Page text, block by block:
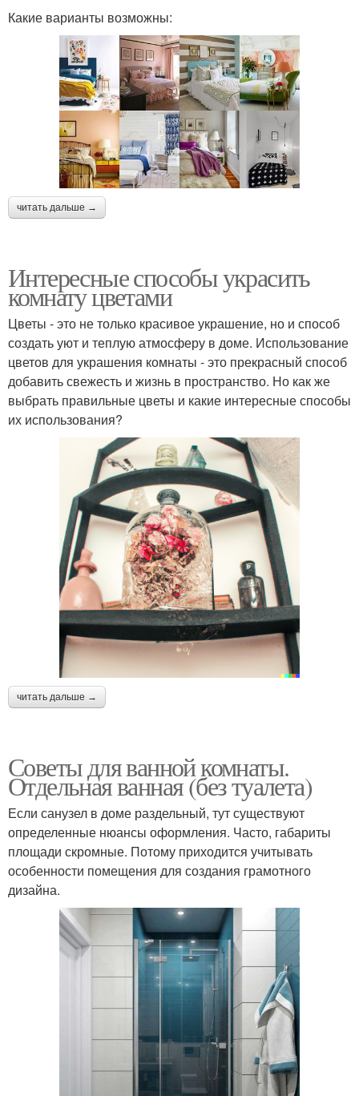
Какие варианты возможны:
читать дальше →
Интересные способы украсить
комнату цветами
Цветы - это не только красивое украшение, но и способ
создать уют и теплую атмосферу в доме. Использование
цветов для украшения комнаты - это прекрасный способ
добавить свежесть и жизнь в пространство. Но как же
выбрать правильные цветы и какие интересные способы
их использования?
читать дальше →
Советы для ванной комнаты.
Отдельная ванная (без туалета)
Если санузел в доме раздельный, тут существуют
определенные нюансы оформления. Часто, габариты
площади скромные. Потому приходится учитывать
особенности помещения для создания грамотного
дизайна.